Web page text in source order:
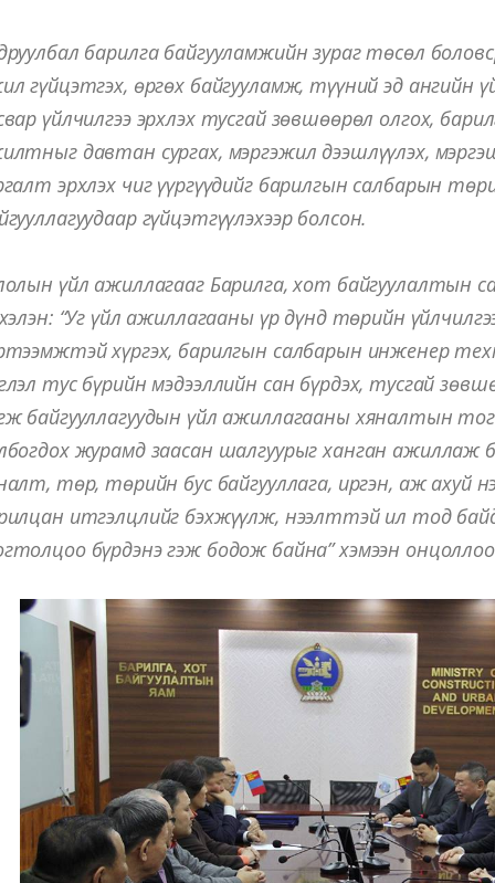
барилга байгууламжийн зураг төсөл
гүйцэтгэх, өргөх байгууламж, түүний эд ангийн
үйлчилгээ эрхлэх тусгай зөвшөөрөл олгох,
давтан сургах, мэргэжил дээшлүүлэх,
эрхлэх чиг үүргүүдийг барилгын салбарын
гүйцэтгүүлэхээр болсон.
үйл ажиллагааг Барилга, хот байгуулалтын
“Уг үйл ажиллагааны үр дүнд төрийн
хүргэх, барилгын салбарын инженер
тус бүрийн мэдээллийн сан бүрдэх, тусгай
байгууллагуудын үйл ажиллагааны хяналтын
журамд заасан шалгуурыг ханган ажиллаж
төр, төрийн бус байгууллага, иргэн, аж ахуй
итгэлцлийг бэхжүүлж, нээлттэй ил тод
бүрдэнэ гэж бодож байна” хэмээн